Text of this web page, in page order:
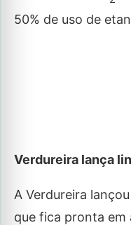
50% de uso de
Verdureira lança
A Verdureira
que fica pronta em